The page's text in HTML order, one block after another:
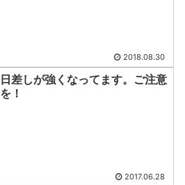
2018.08.30
日差しが強くなってます。ご注意
を！
2017.06.28